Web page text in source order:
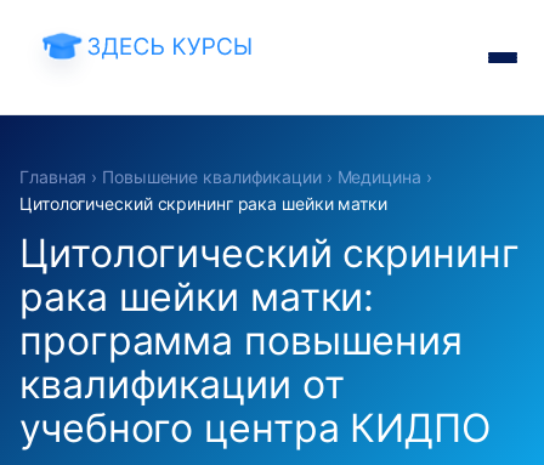
Главная › Повышение квалификации› Медицина ›
Цитологический скрининг рака шейки матки
Цитологический скрининг
рака шейки матки:
программа повышения
квалификации от
учебного центра КИДПО